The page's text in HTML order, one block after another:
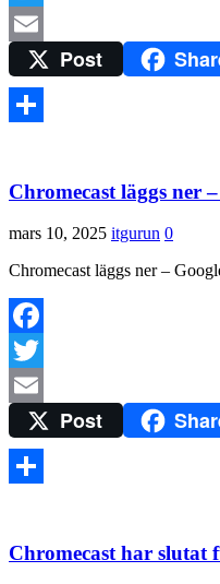
Twitter
Email
Post
Chromecast läggs ner
mars 10, 2025 itgurun 0
Chromecast läggs ner –
Facebook
Twitter
Email
Post
Chromecast har slutat